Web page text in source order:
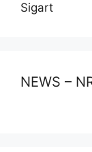
Sigart
NEWS –